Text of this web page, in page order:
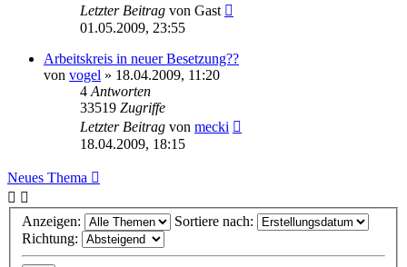
Letzter Beitrag von Gast
01.05.2009, 23:55
Arbeitskreis in neuer Besetzung??
von vogel » 18.04.2009, 11:20
4 Antworten
33519 Zugriffe
Letzter Beitrag von mecki
18.04.2009, 18:15
Neues Thema
Anzeigen:
Sortiere nach:
Richtung: